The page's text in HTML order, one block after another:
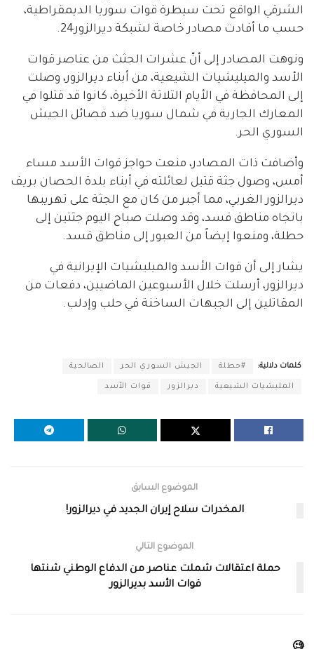
الشرقي الواقع تحت سيطرة قوات سوريا الديمقراطية،
حسب ما أفادت مصادر خاصة لشبكة ديرالزور24.
ونوهت المصادر إلى أنّ عشرات الجثث من عناصر قوات
الأسد والميليشيات الشيعية، من أبناء ديرالزور، وصلت
إلى المحافظة في الأيام الثلاثة الأخيرة، كانوا قد قتلوا في
المعارك الجارية في شمال سوريا ضد فصائل الجيش
السوري الحر.
وأضافت ذات المصادر، منعت حواجز قوات الأسد مساء
أمس، وصول جثة قتيل لعائلته في أبناء بلدة الحصان بريف
ديرالزور الغربي، مما أجبر من كان مع الجثة على تهريبها
باتجاه مناطق قسد، وقد وصلت صباح اليوم جثتين إلى
حطلة، ومنعوا إيضاً من العبور إلى مناطق قسد.
يشار إلى أن قوات الأسد والميليشيات الإيرانية في
ديرالزور، أرسلت خلال الأسبوعين الماضيين، دفعات من
المقاتلين إلى الجبهات الساخنة في حلب وإدلب.
كلمات دلالية: #حطلة الجيش السوري الحر الصالحية
المليشيات الشيعية ديرالزور قوات الأسد
الموضوع السابق
المخدرات سلاح إيران الجديد في ديرالزور!
الموضوع التالي
حملة اعتقالات شملت عناصر من الدفاع الوطني شنتها
قوات الأسد بديرالزور